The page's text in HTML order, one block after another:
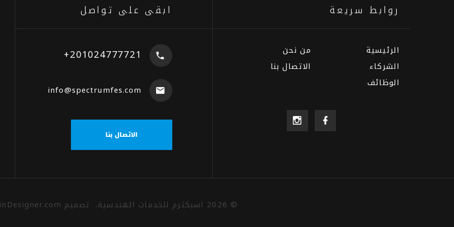
روابط سريعة
الرئيسية
الشركاء
الوظائف
من نحن
الاتصال بنا
ابقى على تواصل
+201024777721
info@spectrumfes.com
الاتصال بنا
©
2026 اسبكترم للخدمات الهندسية. تصميم